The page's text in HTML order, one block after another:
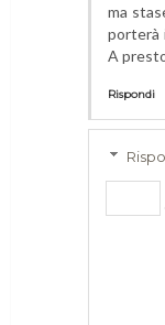
ma
porterà
A
Rispondi